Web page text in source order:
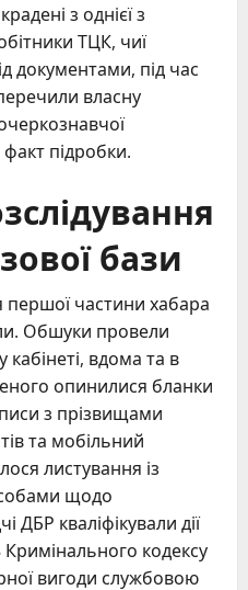
з однієї з
ТЦК, чиї
документами, під час
власну
підробки.
бази
першої частини хабара
Обшуки провели
вдома та в
опинилися бланки
з прізвищами
та мобільний
листування із
щодо
ДБР кваліфікували дії
Кримінального кодексу
вигоди службовою